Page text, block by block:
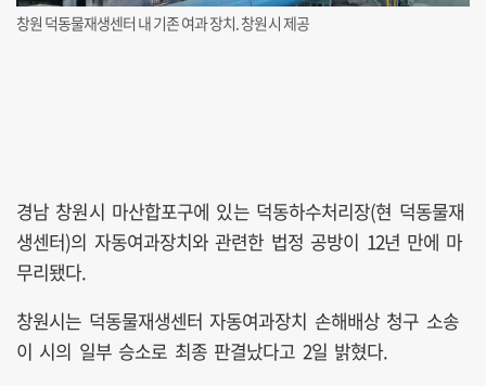
창원 덕동물재생센터 내 기존 여과 장치. 창원시 제공
경남 창원시 마산합포구에 있는 덕동하수처리장(현 덕동물재
생센터)의 자동여과장치와 관련한 법정 공방이 12년 만에 마
무리됐다.
창원시는 덕동물재생센터 자동여과장치 손해배상 청구 소송
이 시의 일부 승소로 최종 판결났다고 2일 밝혔다.